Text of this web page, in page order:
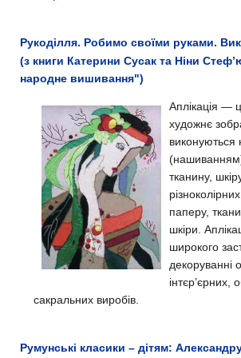
Рукоділля. Робимо своїми руками.
(з книги Катерини Сусак та Ніни
народне вишивання")
Аплікація —
художнє
виконуються
тканину,
паперу,
шкіри.
широкого
декоруванні
інтєр’єрних,
сакральних виробів.
Румунські класики – дітям: